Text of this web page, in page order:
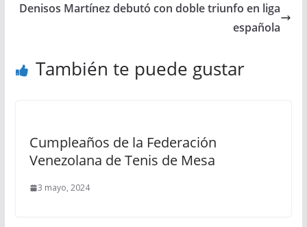
Denisos Martínez debutó con doble triunfo en liga
española
También te puede gustar
Cumpleaños de la Federación
Venezolana de Tenis de Mesa
3 mayo, 2024